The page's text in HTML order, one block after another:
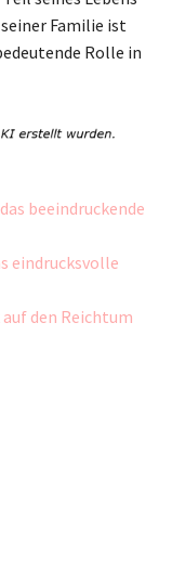
Familie ist
Rolle in
beeindruckende
eindrucksvolle
den Reichtum